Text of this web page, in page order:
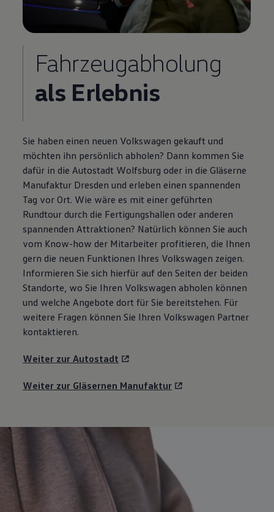
Fahrzeugabholung
als Erlebnis
Sie haben einen neuen Volkswagen gekauft und
möchten ihn persönlich abholen? Dann kommen Sie
dafür in die Autostadt Wolfsburg oder in die Gläserne
Manufaktur Dresden und erleben einen spannenden
Tag vor Ort. Wie wäre es mit einer geführten
Rundtour durch die Fertigungshallen oder anderen
spannenden Attraktionen? Natürlich können Sie auch
vom Know-how der Mitarbeiter profitieren, die Ihnen
gern die neuen Funktionen Ihres Volkswagen zeigen.
Informieren Sie sich hierfür auf den Seiten der beiden
Standorte, wo Sie Ihren Volkswagen abholen können
und welche Angebote dort für Sie bereitstehen. Für
weitere Fragen können Sie Ihren Volkswagen Partner
kontaktieren.
Weiter zur Autostadt
Weiter zur Gläsernen Manufaktur